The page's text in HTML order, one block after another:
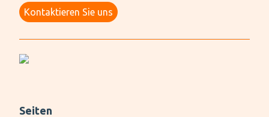
Einfahrt)
Kontaktieren Sie uns
Seiten